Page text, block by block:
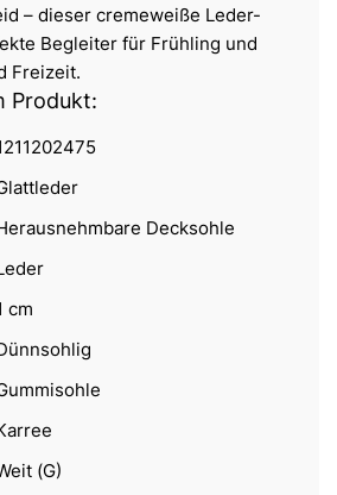
– dieser cremeweiße Leder-
Begleiter für Frühling und
Freizeit.
Produkt:
Decksohle
cm
(G)